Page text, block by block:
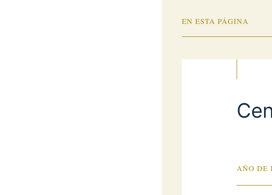
EN ESTA PÁGINA
AÑO DE